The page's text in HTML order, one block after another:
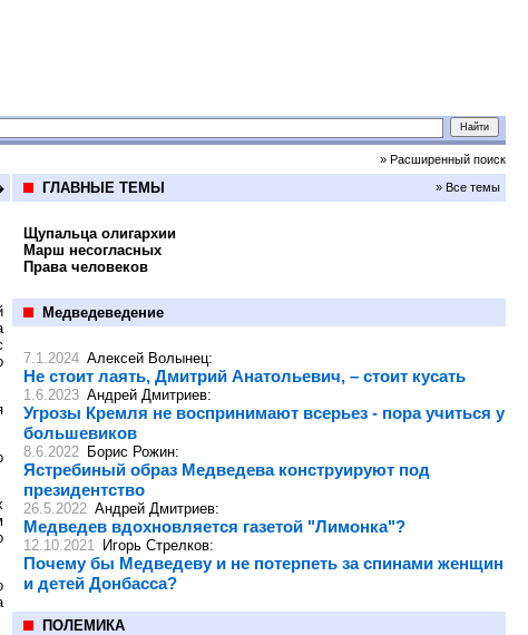
» Расширенный поиск
ГЛАВНЫЕ ТЕМЫ » Все темы
Щупальца олигархии
Марш несогласных
Права человеков
Медведеведение
7.1.2024 Алексей Волынец:
Не стоит лаять, Дмитрий Анатольевич, – стоит кусать
1.6.2023 Андрей Дмитриев:
Угрозы Кремля не воспринимают всерьез - пора учиться у
большевиков
8.6.2022 Борис Рожин:
Ястребиный образ Медведева конструируют под
президентство
26.5.2022 Андрей Дмитриев:
Медведев вдохновляется газетой "Лимонка"?
12.10.2021 Игорь Стрелков:
Почему бы Медведеву и не потерпеть за спинами женщин
и детей Донбасса?
ПОЛЕМИКА